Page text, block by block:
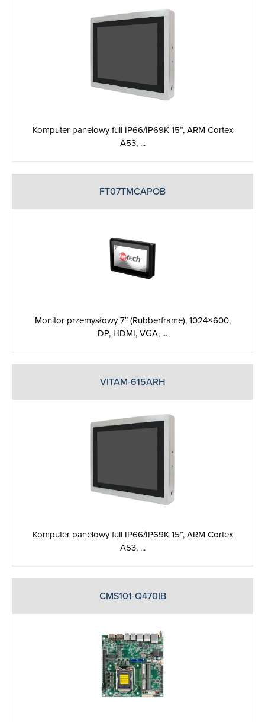
Komputer panelowy full IP66/IP69K 15”, ARM Cortex
A53, ...
FT07TMCAPOB
Monitor przemysłowy 7″ (Rubberframe), 1024×600,
DP, HDMI, VGA, ...
VITAM-615ARH
Komputer panelowy full IP66/IP69K 15”, ARM Cortex
A53, ...
CMS101-Q470IB